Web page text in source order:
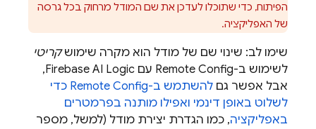
הפיתוח, כדי שתוכלו לעדכן את שם המודל מרחוק בכל גרסה
של האפליקציה.
שימו לב: שינוי שם של מודל הוא מקרה שימושקריטי
לשימוש ב-Remote Config עם Firebase AI Logic
,
אבל אפשר גם להשתמש ב-Remote Config כדי
לשלוט באופן דינמי ואפילו מותנה בפרמטרים
באפליקציה, כמו הגדרת יצירת מודל (למשל, מספר